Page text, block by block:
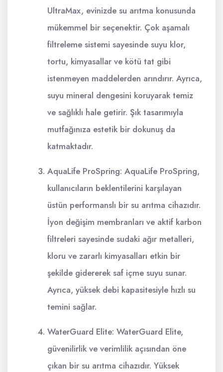
UltraMax, evinizde su arıtma konusunda
mükemmel bir seçenektir. Çok aşamalı
filtreleme sistemi sayesinde suyu klor,
tortu, kimyasallar ve kötü tat gibi
istenmeyen maddelerden arındırır. Ayrıca,
suyu mineral dengesini koruyarak temiz
ve sağlıklı hale getirir. Şık tasarımıyla
mutfağınıza estetik bir dokunuş da
katmaktadır.
AquaLife ProSpring: AquaLife ProSpring,
kullanıcıların beklentilerini karşılayan
üstün performanslı bir su arıtma cihazıdır.
İyon değişim membranları ve aktif karbon
filtreleri sayesinde sudaki ağır metalleri,
kloru ve zararlı kimyasalları etkin bir
şekilde gidererek saf içme suyu sunar.
Ayrıca, yüksek debi kapasitesiyle hızlı su
temini sağlar.
WaterGuard Elite: WaterGuard Elite,
güvenilirlik ve verimlilik açısından öne
çıkan bir su arıtma cihazıdır. Yüksek